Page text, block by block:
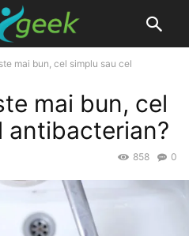
mai bun, cel simplu sau cel
mai bun, cel
antibacterian?
0
858